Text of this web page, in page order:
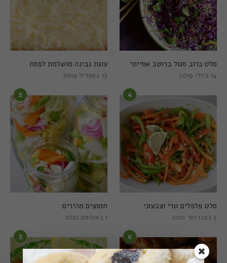
עוגת גבינה מושלמת לפסח
13 באפריל 2019
סלט כרוב סגול ברוטב אסייתי
14 ביולי 2019
3
חמוצים מהירים
1 באוגוסט 2022
4
סלט פלפלים טרי וצבעוני
5 בפברואר 2021
5 6